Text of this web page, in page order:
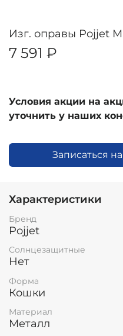
Изг. оправы Pojjet
7 591 ₽
Условия акции на
уточнить у наших
Записаться
Характеристики
Бренд
Pojjet
Солнцезащитные
Нет
Форма
Кошки
Материал
Металл